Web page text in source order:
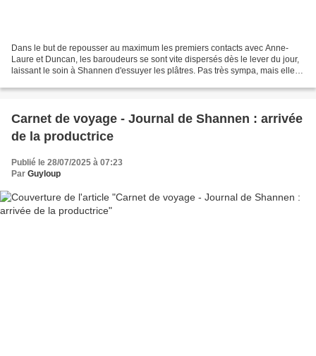
Dans le but de repousser au maximum les premiers contacts avec Anne-
Laure et Duncan, les baroudeurs se sont vite dispersés dès le lever du jour,
laissant le soin à Shannen d'essuyer les plâtres. Pas très sympa, mais elle a
Carnet de voyage - Journal de Shannen : arrivée
de la productrice
Publié le 28/07/2025 à 07:23
Par Guyloup